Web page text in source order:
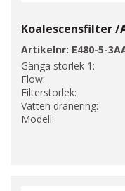
Koalescensfilter /
Artikelnr: E480-5-
Gänga storlek 1:
Flow:
Filterstorlek:
Vatten dränering:
Modell: